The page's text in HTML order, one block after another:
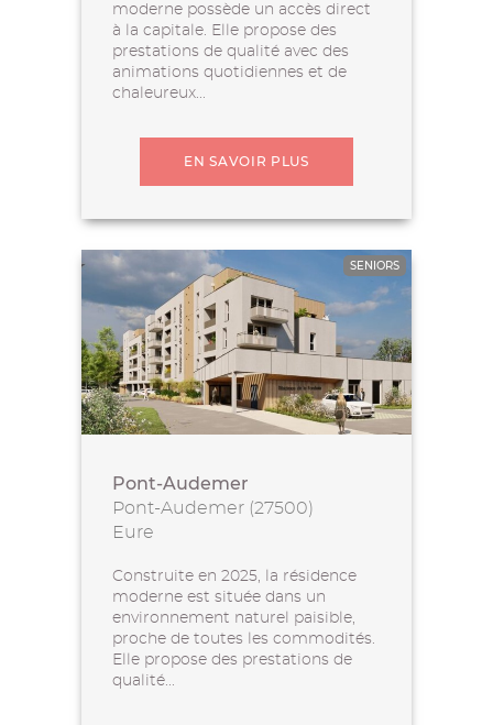
moderne possède un accès direct
à la capitale. Elle propose des
prestations de qualité avec des
animations quotidiennes et de
chaleureux...
EN SAVOIR PLUS
SENIORS
Pont-Audemer
Pont-Audemer (27500)
Eure
Construite en 2025, la résidence
moderne est située dans un
environnement naturel paisible,
proche de toutes les commodités.
Elle propose des prestations de
qualité...